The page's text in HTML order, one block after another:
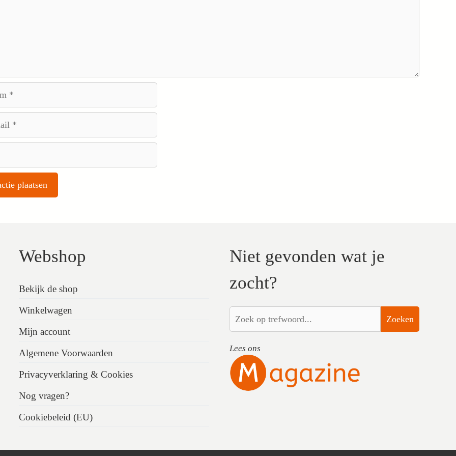
Webshop
Bekijk de shop
Winkelwagen
Mijn account
Algemene Voorwaarden
Privacyverklaring & Cookies
Nog vragen?
Cookiebeleid (EU)
Niet gevonden wat je
zocht?
Zoeken
Lees ons